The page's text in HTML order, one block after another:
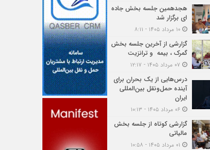
هجدهمین جلسه بخش جاده
ای برگزار شد
۱۰ مرداد ۱۴۰۵ - ۸:۱۱
گزارشی از آخرین جلسه بخش
گمرک ، بیمه و ترانزیت
درس‌هایی از یک بحران برای
آینده حمل‌ونقل بین‌المللی
ایران
گزارشی کوتاه از جلسه بخش
مالیاتی